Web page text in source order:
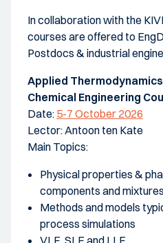
In collaboration with the
courses are offered to
Postdocs & industrial
Applied
Chemical Engineering
Date: 5-7 October 2026
Lector: Antoon ten Kate
Main Topics:
Physical properties &
components and
Methods and models
process simulations
VLE, SLE and LLE.